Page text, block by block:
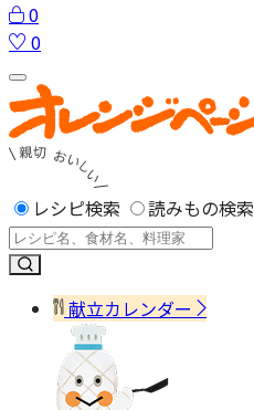
0
0
レシピ検索 読みもの検索
献立カレンダー